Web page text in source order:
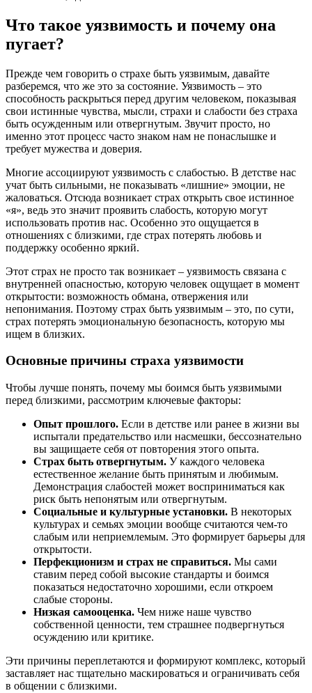
Что такое уязвимость и почему она
пугает?
Прежде чем говорить о страхе быть уязвимым, давайте
разберемся, что же это за состояние. Уязвимость – это
способность раскрыться перед другим человеком, показывая
свои истинные чувства, мысли, страхи и слабости без страха
быть осужденным или отвергнутым. Звучит просто, но
именно этот процесс часто знаком нам не понаслышке и
требует мужества и доверия.
Многие ассоциируют уязвимость с слабостью. В детстве нас
учат быть сильными, не показывать «лишние» эмоции, не
жаловаться. Отсюда возникает страх открыть свое истинное
«я», ведь это значит проявить слабость, которую могут
использовать против нас. Особенно это ощущается в
отношениях с близкими, где страх потерять любовь и
поддержку особенно яркий.
Этот страх не просто так возникает – уязвимость связана с
внутренней опасностью, которую человек ощущает в момент
открытости: возможность обмана, отвержения или
непонимания. Поэтому страх быть уязвимым – это, по сути,
страх потерять эмоциональную безопасность, которую мы
ищем в близких.
Основные причины страха уязвимости
Чтобы лучше понять, почему мы боимся быть уязвимыми
перед близкими, рассмотрим ключевые факторы:
Опыт прошлого. Если в детстве или ранее в жизни вы
испытали предательство или насмешки, бессознательно
вы защищаете себя от повторения этого опыта.
Страх быть отвергнутым. У каждого человека
естественное желание быть принятым и любимым.
Демонстрация слабостей может восприниматься как
риск быть непонятым или отвергнутым.
Социальные и культурные установки. В некоторых
культурах и семьях эмоции вообще считаются чем-то
слабым или неприемлемым. Это формирует барьеры для
открытости.
Перфекционизм и страх не справиться. Мы сами
ставим перед собой высокие стандарты и боимся
показаться недостаточно хорошими, если откроем
слабые стороны.
Низкая самооценка. Чем ниже наше чувство
собственной ценности, тем страшнее подвергнуться
осуждению или критике.
Эти причины переплетаются и формируют комплекс, который
заставляет нас тщательно маскироваться и ограничивать себя
в общении с близкими.